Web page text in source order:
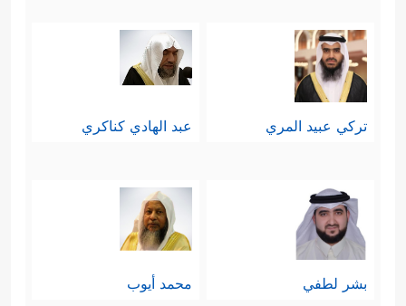
تركي عبيد المري عبد الهادي كناكري
بشر لطفي محمد أيوب